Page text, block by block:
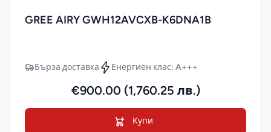
GREE AIRY GWH12AVCXB-K6DNA1B
Бърза доставка Енергиен клас: A+++
€900.00 (1,760.25 лв.)
Купи